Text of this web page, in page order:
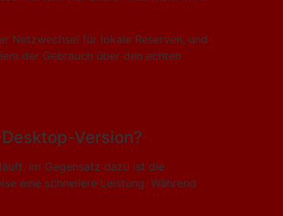
Netzwechsel für lokale Reserven, und
der Gebrauch über den echten
Version?
Im Gegensatz dazu ist die
eine schnellere Leistung. Während